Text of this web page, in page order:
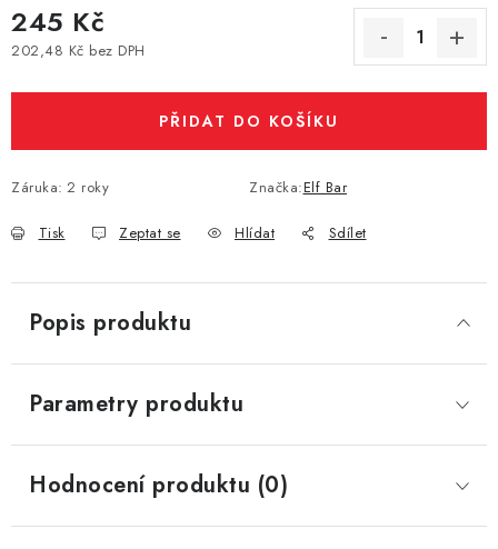
245 Kč
202,48 Kč bez DPH
PŘIDAT DO KOŠÍKU
Záruka: 2 roky Značka:Elf Bar
Tisk Zeptat se Hlídat Sdílet
Popis produktu
Parametry produktu
Hodnocení produktu (0)